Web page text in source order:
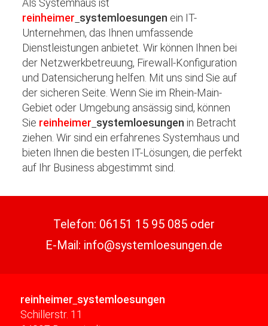
Als Systemhaus ist
reinheimer systemloesungen ein IT-
Unternehmen, das Ihnen umfassende
Dienstleistungen anbietet. Wir können Ihnen bei
der Netzwerkbetreuung, Firewall-Konfiguration
und Datensicherung helfen. Mit uns sind Sie auf
der sicheren Seite. Wenn Sie im Rhein-Main-
Gebiet oder Umgebung ansässig sind, können
Sie reinheimer systemloesungen in Betracht
ziehen. Wir sind ein erfahrenes Systemhaus und
bieten Ihnen die besten IT-Lösungen, die perfekt
auf Ihr Business abgestimmt sind.
Telefon: 06151 15 95 085 oder
E-Mail: info@systemloesungen.de
reinheimer systemloesungen
Schillerstr. 11